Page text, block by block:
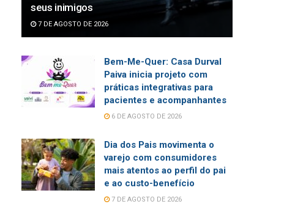
seus inimigos
7 DE AGOSTO DE 2026
Bem-Me-Quer: Casa Durval
Paiva inicia projeto com
práticas integrativas para
pacientes e acompanhantes
6 DE AGOSTO DE 2026
Dia dos Pais movimenta o
varejo com consumidores
mais atentos ao perfil do pai
e ao custo-benefício
7 DE AGOSTO DE 2026